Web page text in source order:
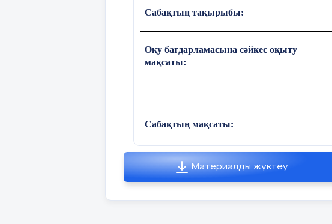
Сабақтың тақырыбы:
Оқу бағдарламасына сәйкес оқыту
мақсаты:
Сабақтың мақсаты:
Материалды жүктеу